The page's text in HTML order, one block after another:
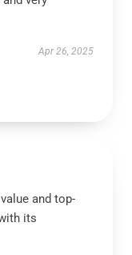
Apr 26, 2025
and top-
its